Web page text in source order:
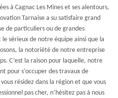
à Cagnac Les Mines et ses alentours,
Tarnaise a su satisfaire grand
de particuliers ou de grandes
sérieux de notre équipe ainsi que la
la notoriété de notre entreprise
C’est la raison pour laquelle, notre
pour s’occuper des travaux de
résidez dans la région et que vous
pas cher, n’hésitez pas à nous